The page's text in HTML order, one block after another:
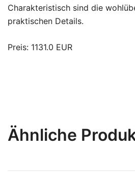
Charakteristisch sind die
praktischen Details.
Preis: 1131.0 EUR
Ähnliche